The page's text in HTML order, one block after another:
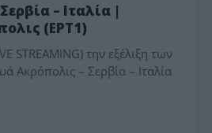
– Ιταλία |
(ΕΡΤ1)
STREAMING) την εξέλιξη των
Ακρόπολις – Σερβία – Ιταλία